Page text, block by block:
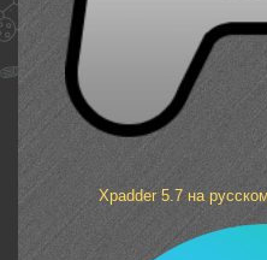
Xpadder 5.7 на